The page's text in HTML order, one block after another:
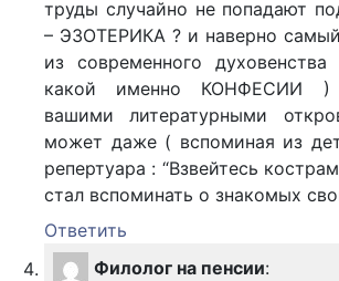
труды случайно не попадают
– ЭЗОТЕРИКА ? и наверно
из современного
какой именно КОНФЕСИИ )
вашими литературными
может даже ( вспоминая из
репертуара : “Взвейтесь
стал вспоминать о знакомых
Ответить
Филолог на пенсии: